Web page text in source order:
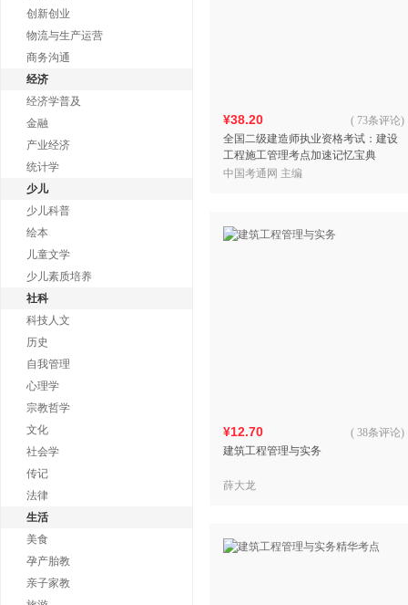
创新创业
物流与生产运营
商务沟通
经济
经济学普及
金融
产业经济
统计学
少儿
少儿科普
绘本
儿童文学
少儿素质培养
社科
科技人文
历史
自我管理
心理学
宗教哲学
文化
社会学
传记
法律
生活
美食
孕产胎教
亲子家教
¥38.20
全国二级建造师执业资格考试：建设
工程施工管理考点加速记忆宝典
( 73条评论)
中国考通网 主编
¥12.70
建筑工程管理与实务
( 38条评论)
薛大龙